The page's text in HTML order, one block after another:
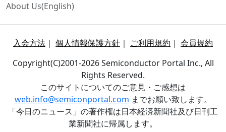
About Us(English)
入会方法 ｜ 個人情報保護方針 ｜ ご利用規約 ｜ 会員規約
Copyright(C)2001-2026 Semiconductor Portal Inc., All
Rights Reserved.
このサイトについてのご意見・ご感想は
web.info@semiconportal.com までお願い致します。
「今日のニュース」の著作権は日本経済新聞社及び日刊工
業新聞社に帰属します。